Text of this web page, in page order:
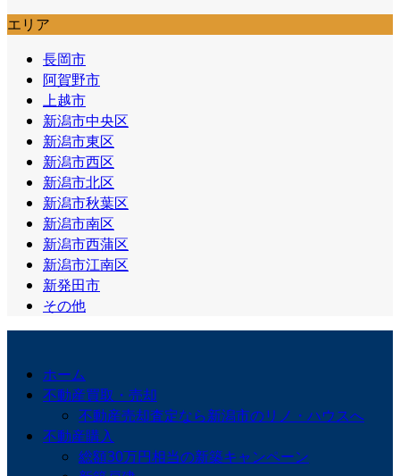
エリア
長岡市
阿賀野市
上越市
新潟市中央区
新潟市東区
新潟市西区
新潟市北区
新潟市秋葉区
新潟市南区
新潟市西蒲区
新潟市江南区
新発田市
その他
ホーム
不動産買取・売却
不動産売却査定なら新潟市のリノ・ハウスへ
不動産購入
総額30万円相当の新築キャンペーン